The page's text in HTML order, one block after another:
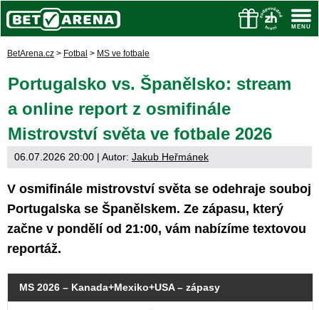
BetArena.cz > Fotbal > MS ve fotbale
Portugalsko vs. Španělsko: stream
a online report z osmifinále
Mistrovství světa ve fotbale 2026
06.07.2026 20:00 | Autor: Jakub Heřmánek
V osmifinále mistrovství světa se odehraje souboj
Portugalska se Španělskem. Ze zápasu, který
začne v pondělí od 21:00, vám nabízíme textovou
reportáž.
MS 2026 – Kanada+Mexiko+USA – zápasy